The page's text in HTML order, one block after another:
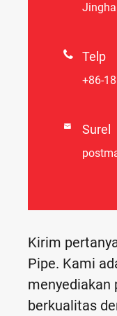
 Telp
+86-
 Surel
Kirim
Pipe. Kami
menyediakan
berkualitas